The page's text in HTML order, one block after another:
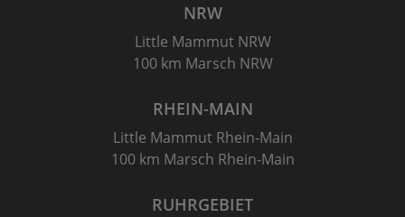
NRW
Little Mammut NRW
100 km Marsch NRW
RHEIN-MAIN
Little Mammut Rhein-Main
100 km Marsch Rhein-Main
RUHRGEBIET